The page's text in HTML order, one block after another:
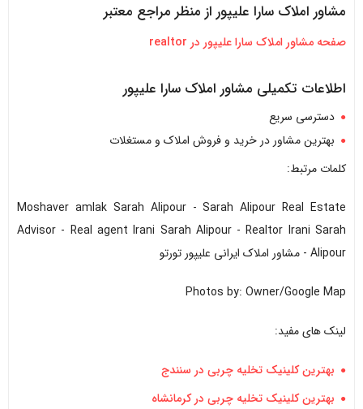
مشاور املاک سارا علیپور از منظر مراجع معتبر
صفحه مشاور املاک سارا علیپور در realtor
اطلاعات تکمیلی مشاور املاک سارا علیپور
دسترسی سریع
بهترین مشاور در خرید و فروش املاک و مستغلات
کلمات مرتبط:
Moshaver amlak Sarah Alipour - Sarah Alipour Real Estate
Advisor - Real agent Irani Sarah Alipour - Realtor Irani Sarah
Alipour - مشاور املاک ایرانی علیپور تورتو
Photos by: Owner/Google Map
لینک های مفید:
بهترین کلینیک تخلیه چربی در سنندج
بهترین کلینیک تخلیه چربی در کرمانشاه